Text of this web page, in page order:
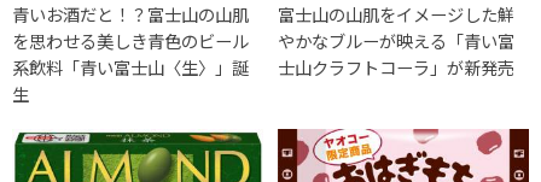
青いお酒だと！？富士山の山肌
を思わせる美しき青色のビール
系飲料「青い富士山〈生〉」誕
生
富士山の山肌をイメージした鮮
やかなブルーが映える「青い富
士山クラフトコーラ」が新発売